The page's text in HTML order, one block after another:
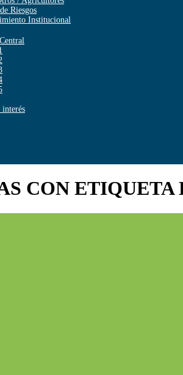
Riesgos
Institucional
interés
CON